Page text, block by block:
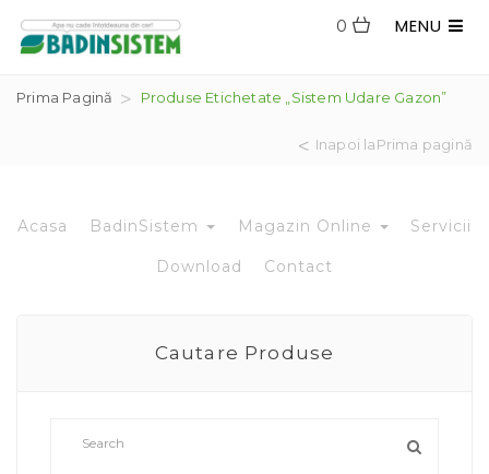
MENU
0
Prima Pagină Produse Etichetate „sistem Udare Gazon”
Inapoi laPrima pagină
Acasa BadinSistem Magazin Online Servicii
Download Contact
Cautare Produse